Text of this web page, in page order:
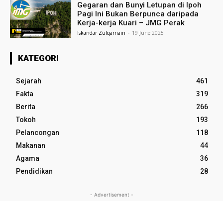
Gegaran dan Bunyi Letupan di Ipoh
Pagi Ini Bukan Berpunca daripada
Kerja-kerja Kuari – JMG Perak
Iskandar Zulqarnain - 19 June 2025
KATEGORI
Sejarah
461
Fakta
319
Berita
266
Tokoh
193
Pelancongan
118
Makanan
44
Agama
36
Pendidikan
28
- Advertisement -